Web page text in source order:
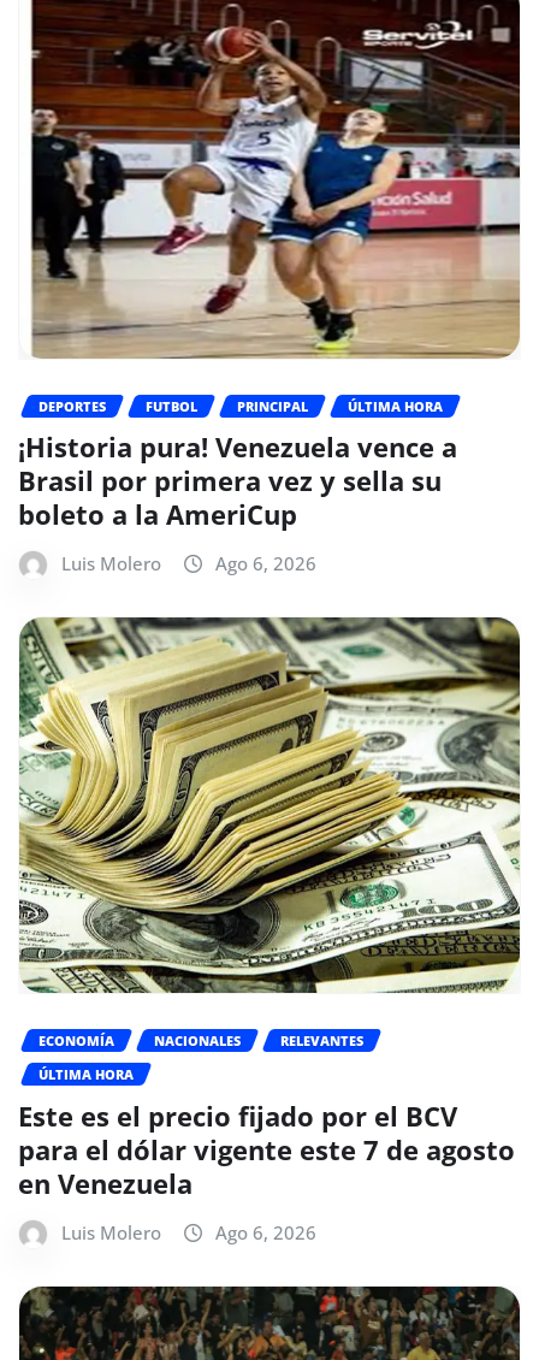
DEPORTES FUTBOL PRINCIPAL ÚLTIMA HORA
¡Historia pura! Venezuela vence a
Brasil por primera vez y sella su
boleto a la AmeriCup
Luis Molero Ago 6, 2026
ECONOMÍA NACIONALES
RELEVANTES
ÚLTIMA HORA
Este es el precio fijado por el BCV
para el dólar vigente este 7 de agosto
en Venezuela
Luis Molero Ago 6, 2026